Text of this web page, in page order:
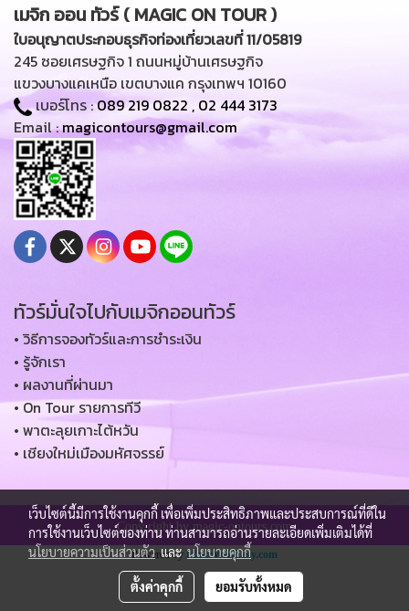
เมจิก ออน ทัวร์ ( MAGIC ON TOUR )
ใบอนุญาตประกอบธุรกิจท่องเที่ยวเลขที่ 11/05819
245 ซอยเศรษฐกิจ 1 ถนนหมู่บ้านเศรษฐกิจ
แขวงบางแคเหนือ เขตบางแค กรุงเทพฯ 10160
เบอร์โทร :089 219 0822 , 02 444 3173
Email :magicontours@gmail.com
ทัวร์มั่นใจไปกับเมจิกออนทัวร์
• วิธีการจองทัวร์และการชำระเงิน
• รู้จักเรา
• ผลงานที่ผ่านมา
• On Tour รายการทีวี
• พาตะลุยเกาะไต้หวัน
• เชียงใหม่เมืองมหัศจรรย์
Copy right by magic-ontours.com
Powered by MakeWebEasy.com
เว็บไซต์นี้มีการใช้งานคุกกี้ เพื่อเพิ่มประสิทธิภาพและประสบการณ์ที่ดีใน
การใช้งานเว็บไซต์ของท่าน ท่านสามารถอ่านรายละเอียดเพิ่มเติมได้ที่
นโยบายความเป็นส่วนตัวและ นโยบายคุกกี้
ตั้งค่าคุกกี้ ยอมรับทั้งหมด